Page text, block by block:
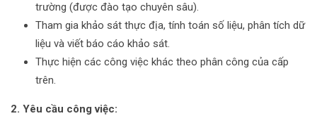
trường (được đào tạo chuyên sâu).
Tham gia khảo sát thực địa, tính toán số liệu, phân tích dữ
liệu và viết báo cáo khảo sát.
Thực hiện các công việc khác theo phân công của cấp
trên.
2. Yêu cầu công việc: